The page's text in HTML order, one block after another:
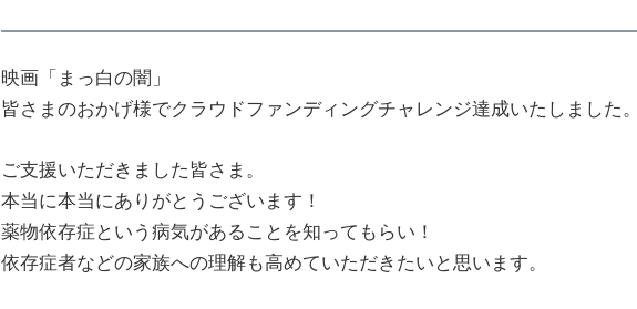
映画「まっ白の闇」
皆さまのおかげ様でクラウドファンディングチャレンジ達成いたしました
ご支援いただきました皆さま。
本当に本当にありがとうございます！
薬物依存症という病気があることを知ってもらい！
依存症者などの家族への理解も高めていただきたいと思います。